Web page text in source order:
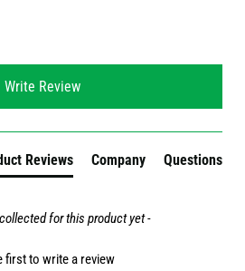
Write Review
Reviews Company Questions
for this product yet -
first to write a review